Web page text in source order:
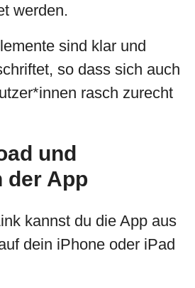
werden.
sind klar und
so dass sich auch
rasch zurecht
und
der App
kannst du die App aus
dein iPhone oder iPad